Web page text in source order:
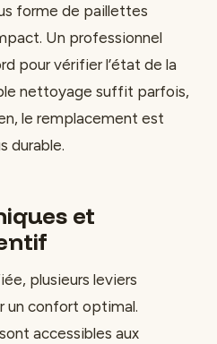
forme de paillettes
Un professionnel
pour vérifier l’état de la
nettoyage suffit parfois,
le remplacement est
durable.
et
plusieurs leviers
un confort optimal.
accessibles aux